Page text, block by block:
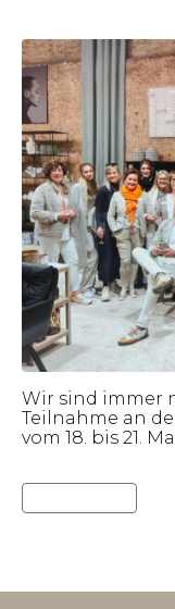
Wir sind immer
Teilnahme an
vom 18. bis 21.